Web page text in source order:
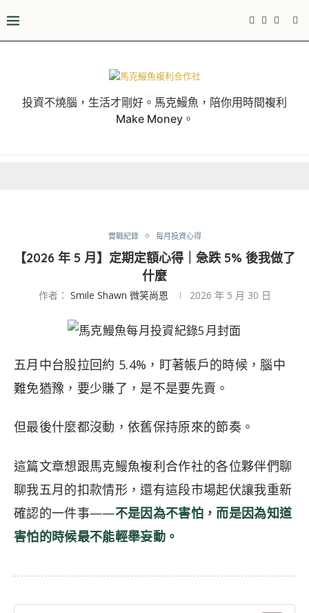
投資不燒腦，生活才剛好。馬克鰻魚，陪你用時間複利
Make Money。
實戰紀錄 每月投資心得
【2026 年 5 月】定期定額心得｜急跌 5% 後我做了
什麼
作者： Smile Shawn 微笑尚恩 2026 年 5 月 30 日
五月中台股拉回約 5.4%，盯著帳戶的時候，腦中
難免猶豫，要少賺了，是不是要先賣。
但最後什麼都沒動，依舊保持原來的節奏。
這篇文章想跟馬克鰻魚複利合作社的各位夥伴們聊
聊我五月的扣款情形，還有這段市場起伏讓我重新
確認的一件事——不是因為不害怕，而是因為知道
害怕的時候最不能輕舉妄動。